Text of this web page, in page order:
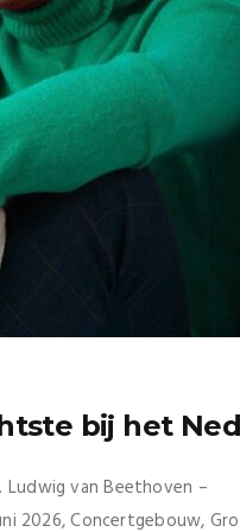
bij het
Ludwig van Beethoven –
2026, Concertgebouw,